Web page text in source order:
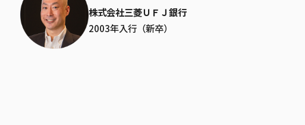
株式会社三菱ＵＦＪ銀行
2003年入行（新卒）